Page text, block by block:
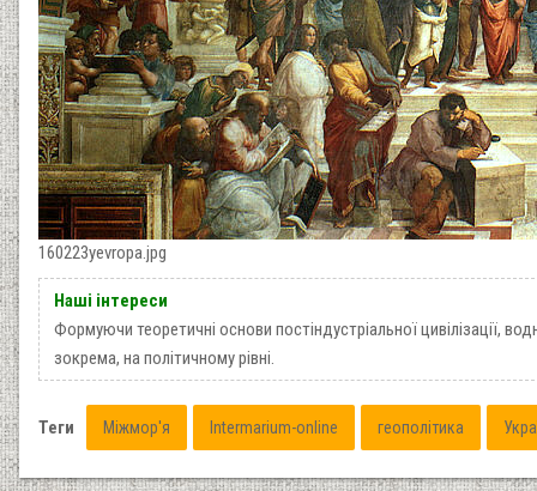
160223yevropa.jpg
Наші інтереси
Формуючи теоретичні основи постіндустріальної цивілізації,
зокрема, на політичному рівні.
Теги Міжмор'я Intermarium-online геополітика